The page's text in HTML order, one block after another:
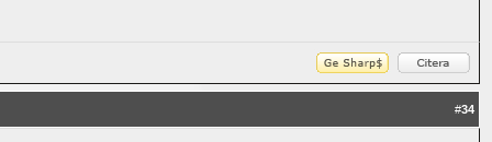
#34